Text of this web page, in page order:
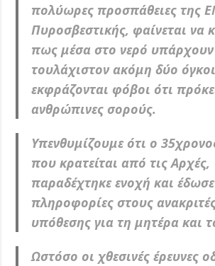
πολύωρες προσπάθειες της
Πυροσβεστικής, φαίνεται να
πως μέσα στο νερό υπάρχουν
τουλάχιστον ακόμη δύο
εκφράζονται φόβοι ότι
ανθρώπινες σορούς.
Yπενθυμίζουμε ότι ο
που κρατείται από τις Αρχές,
παραδέχτηκε ενοχή και έδωσε
πληροφορίες στους
υπόθεσης για τη μητέρα και
Ωστόσο οι χθεσινές έρευνες